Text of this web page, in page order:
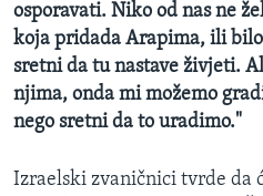
osporavati. Niko od nas ne
koja pridada Arapima, ili
sretni da tu nastave živjeti.
njima, onda mi možemo
nego sretni da to uradimo."
Izraelski zvaničnici tvrde da